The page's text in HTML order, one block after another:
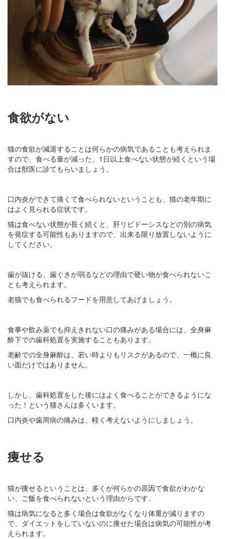
食欲がない
猫の食欲が減退することは何らかの病気であることも考えられま
すので、食べる量が減った、1日以上食べない状態が続くという場
合は獣医に診てもらいましょう。
口内炎ができて痛くて食べられないということも、猫の老年期に
はよく見られる症状です。
猫は食べない状態が長く続くと、肝リピドーシスなどの別の病気
を発症する可能性もありますので、出来る限り放置しないように
してください。
歯が抜ける、歯ぐきが弱るなどの理由で硬い物が食べられないこ
とも考えられます。
老猫でも食べられるフードを用意してあげましょう。
食事や飲み薬でも抑えきれない口の痛みがある場合には、全身麻
酔下での歯科処置を実施することもあります。
老齢での全身麻酔は、若い時よりもリスクがあるので、一概に良
い面だけではありません。
しかし、歯科処置をした後にはよく食べることができるようにな
った！という猫さんは多くいます。
口内炎や歯周病の痛みは、軽く考えないようにしましょう。
痩せる
猫が痩せるということは、多くが何らかの原因で食欲がわかな
い、ご飯を食べられないという理由からです。
猫は病気になると多く場合は食欲がなくなり体重が減りますの
で、ダイエットをしていないのに痩せた場合は病気の可能性が考
えられます。